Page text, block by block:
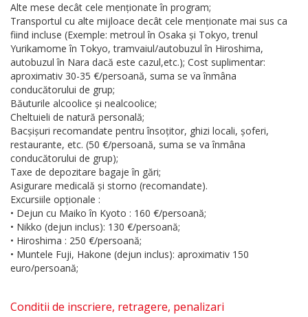
Alte mese decât cele menționate în program;
Transportul cu alte mijloace decât cele menționate mai sus ca
fiind incluse (Exemple: metroul în Osaka și Tokyo, trenul
Yurikamome în Tokyo, tramvaiul/autobuzul în Hiroshima,
autobuzul în Nara dacă este cazul,etc.); Cost suplimentar:
aproximativ 30-35 €/persoană, suma se va înmâna
conducătorului de grup;
Băuturile alcoolice și nealcoolice;
Cheltuieli de natură personală;
Bacșișuri recomandate pentru însoțitor, ghizi locali, șoferi,
restaurante, etc. (50 €/persoană, suma se va înmâna
conducătorului de grup);
Taxe de depozitare bagaje în gări;
Asigurare medicală și storno (recomandate).
Excursiile opționale :
• Dejun cu Maiko în Kyoto : 160 €/persoană;
• Nikko (dejun inclus): 130 €/persoană;
• Hiroshima : 250 €/persoană;
• Muntele Fuji, Hakone (dejun inclus): aproximativ 150
euro/persoană;
Conditii de inscriere, retragere, penalizari